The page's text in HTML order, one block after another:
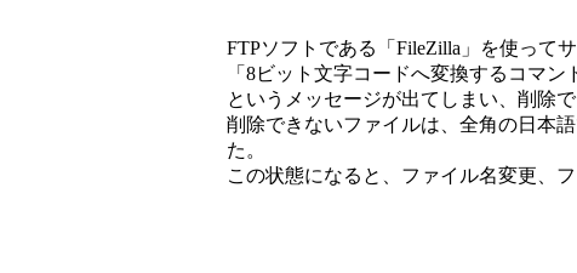
FTPソフトである「FileZilla」を使って
「8ビット文字コードへ変換するコマン
というメッセージが出てしまい、削除
削除できないファイルは、全角の日本
た。
この状態になると、ファイル名変更、